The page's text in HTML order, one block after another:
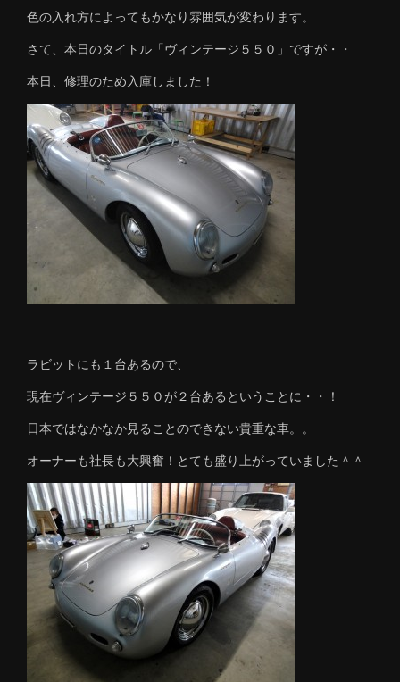
色の入れ方によってもかなり雰囲気が変わります。
さて、本日のタイトル「ヴィンテージ５５０」ですが・・
本日、修理のため入庫しました！
ラビットにも１台あるので、
現在ヴィンテージ５５０が２台あるということに・・！
日本ではなかなか見ることのできない貴重な車。。
オーナーも社長も大興奮！とても盛り上がっていました＾＾